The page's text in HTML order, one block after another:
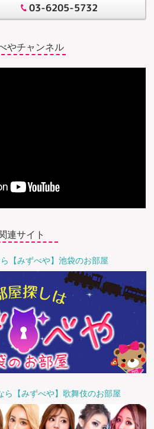
03-6205-5732
やチャンネル
連サイト
【みずべや】池袋のお部屋
ら【みずべや】歌舞伎のお部屋